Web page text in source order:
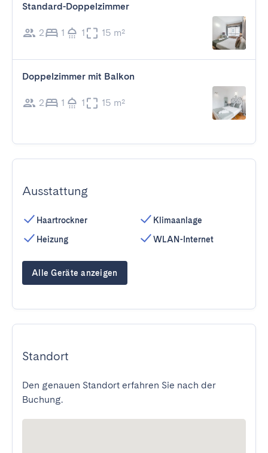
Standard-Doppelzimmer
2 1 1 15 m²
Doppelzimmer mit Balkon
2 1 1 15 m²
Ausstattung
Haartrockner
Heizung
Klimaanlage
WLAN-Internet
Alle Geräte anzeigen
Standort
Den genauen Standort erfahren Sie nach der
Buchung.